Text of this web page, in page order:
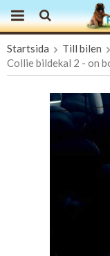
Startsida Till bilen
Collie bildekal 2 - on